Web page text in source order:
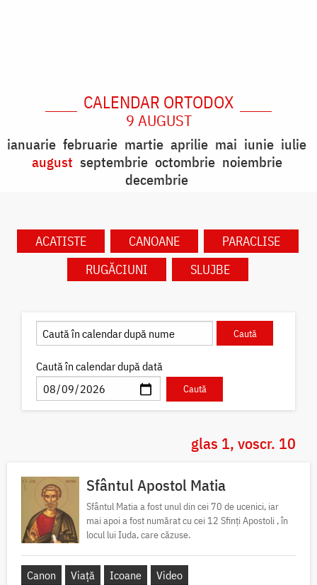
CALENDAR ORTODOX
9 AUGUST
ianuarie februarie martie aprilie mai iunie iulie
august septembrie octombrie noiembrie
decembrie
ACATISTE CANOANE
PARACLISE
RUGĂCIUNI
SLUJBE
Caută în calendar după dată
glas 1, voscr. 10
Sfântul Apostol Matia
Sfântul Matia a fost unul din cei 70 de ucenici, iar
mai apoi a fost numărat cu cei 12 Sfinți Apostoli , în
locul lui Iuda, care căzuse.
Canon Viață Icoane Video